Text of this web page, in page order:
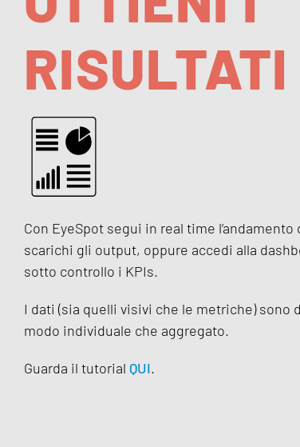
RISULTATI
Con EyeSpot segui in real time
scarichi gli output, oppure accedi alla
sotto controllo i KPIs.
I dati (sia quelli visivi che le metriche) sono
modo individuale che aggregato.
Guarda il tutorial QUI.